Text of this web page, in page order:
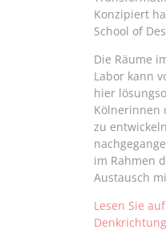
Konzipiert
School of
Die Räume
Labor kann
hier
Kölnerinnen
zu
im Rahmen
Austausch
Lesen Sie